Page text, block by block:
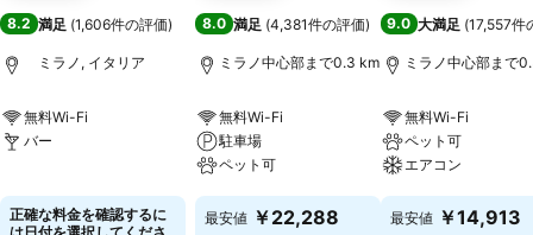
8.2 満足 (1,606件の評価)
ミラノ, イタリア
無料Wi-Fi
バー
正確な料金を確認するに
8.0 満足 (4,381件の評価)
ミラノ中心部まで0.3 km
無料Wi-Fi
駐車場
ペット可
料金を表示
最安値 ￥22,288
9.0 大満足 (17,557件
ミラノ中心部まで
無料Wi-Fi
ペット可
エアコン
料金を表示
最安値 ￥14,913